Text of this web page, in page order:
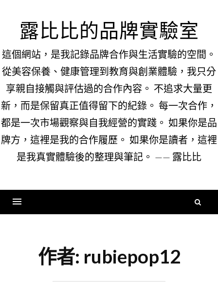
content露比比的品牌實驗室
這個網站，是我記錄品牌合作與生活實驗的空間。
從美容保養、健康管理到教育與創業體驗，我只分
享親自接觸與評估過的合作內容。 不追求大量更
新，而是保留真正值得留下的紀錄。 每一次合作，
都是一次市場觀察與自我經營的實踐。 如果你是品
牌方，這裡是我的合作履歷。 如果你是讀者，這裡
是我真實體驗後的整理與筆記。 —— 露比比
作者: rubiepop12